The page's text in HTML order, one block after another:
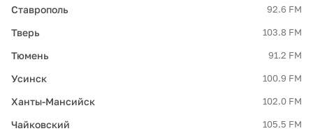
Ставрополь 92.6 FM
Тверь 103.8 FM
Тюмень 91.2 FM
Усинск 100.9 FM
Ханты-Мансийск 102.0 FM
Чайковский 105.5 FM